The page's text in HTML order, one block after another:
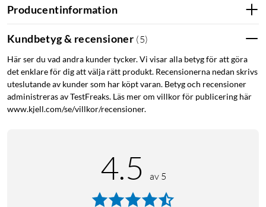
Producentinformation
Kundbetyg & recensioner (5)
Här ser du vad andra kunder tycker. Vi visar alla betyg för att göra
det enklare för dig att välja rätt produkt. Recensionerna nedan skrivs
uteslutande av kunder som har köpt varan. Betyg och recensioner
administreras av TestFreaks. Läs mer om villkor för publicering här
www.kjell.com/se/villkor/recensioner.
4.5 av 5